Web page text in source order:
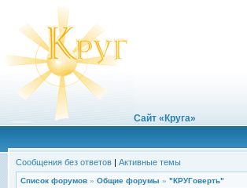
Сайт «Круга»
Сообщения без ответов | Активные темы
Список форумов » Общие форумы » "КРУГоверть"